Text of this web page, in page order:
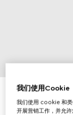
互扣式双G紧身袜
€ 210
我们使用Cookie
我们使用 cookie 和类
开展营销工作，并允